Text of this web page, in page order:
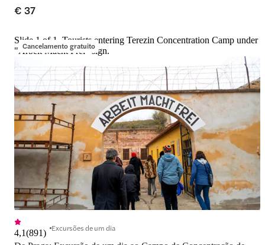
€ 37
Cancelamento gratuito
Slide 1 of 1, Tourists entering Terezin Concentration Camp under
"Arbeit Macht Frei" sign.
4,1(891) Excursões de um dia